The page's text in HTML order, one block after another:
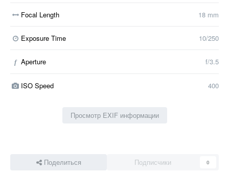
Focal Length 18 mm
Exposure Time 10/250
f Aperture f/3.5
ISO Speed 400
Просмотр EXIF информации
Поделиться Подписчики 0